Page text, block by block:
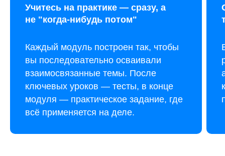
Учитесь на практике — сразу, а
не "когда-нибудь потом"
Каждый модуль построен так, чтобы
вы последовательно осваивали
взаимосвязанные темы. После
ключевых уроков — тесты, в конце
модуля — практическое задание, где
всё применяется на деле.